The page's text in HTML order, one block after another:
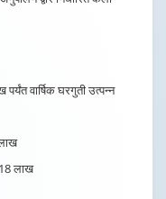
पर्यंत वार्षिक घरगुती उत्पन्न
लाख